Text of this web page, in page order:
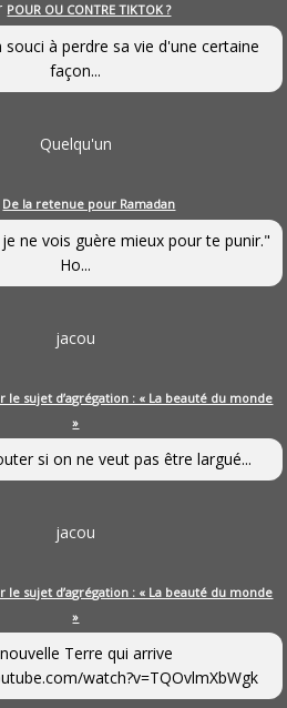
POUR OU CONTRE TIKTOK ?
souci à perdre sa vie d'une certaine
façon...
Quelqu'un
De la retenue pour Ramadan
ne vois guère mieux pour te punir."
Ho...
jacou
le sujet d’agrégation : « La beauté du monde
»
si on ne veut pas être largué...
jacou
le sujet d’agrégation : « La beauté du monde
»
Terre qui arrive
watch?v=TQOvlmXbWgk